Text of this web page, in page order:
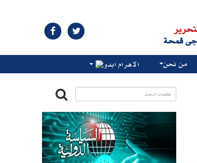
قمحة
من نحن الاهرام ابدو